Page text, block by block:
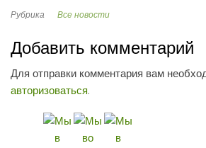
Рубрика Все новости
Добавить комментарий
Для отправки комментария вам
авторизоваться.